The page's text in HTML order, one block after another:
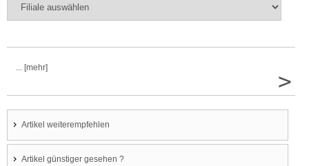
... [mehr]
>
Artikel weiterempfehlen
Artikel günstiger gesehen ?